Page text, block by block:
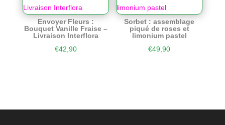
Envoyer Fleurs :
Bouquet Vanille Fraise –
Livraison Interflora
€42,90
Sorbet : assemblage
piqué de roses et
limonium pastel
€49,90